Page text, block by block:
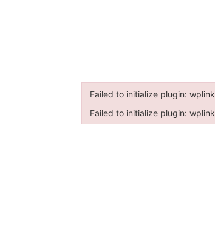
Failed to initialize plugin: wplink
Failed to initialize plugin: wplink
Failed to initialize plugin: wplink